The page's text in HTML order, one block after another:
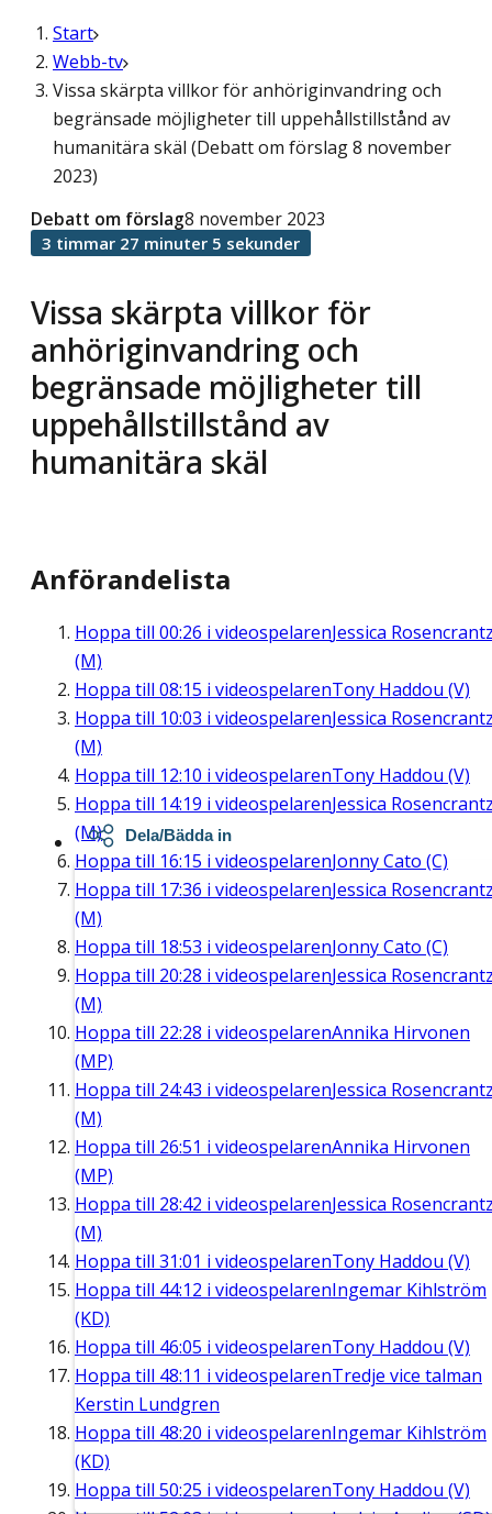
Start
Webb-tv
Vissa skärpta villkor för anhöriginvandring och
begränsade möjligheter till uppehållstillstånd av
humanitära skäl (Debatt om förslag 8 november
2023)
Vissa skärpta villkor för
anhöriginvandring och
begränsade möjligheter till
uppehållstillstånd av
humanitära skäl
Debatt om förslag8 november 2023
3 timmar 27 minuter 5 sekunder
Anförandelista
Hoppa till 00:26 i videospelarenJessica
(M)
Hoppa till 08:15 i videospelarenTony Haddou (V)
Hoppa till 10:03 i videospelarenJessica
(M)
Hoppa till 12:10 i videospelarenTony Haddou (V)
Hoppa till 14:19 i videospelarenJessica
(M)
Hoppa till 16:15 i videospelarenJonny Cato (C)
Hoppa till 17:36 i videospelarenJessica
(M)
Hoppa till 18:53 i videospelarenJonny Cato (C)
Hoppa till 20:28 i videospelarenJessica
(M)
Hoppa till 22:28 i videospelarenAnnika Hirvonen
(MP)
Hoppa till 24:43 i videospelarenJessica
(M)
Hoppa till 26:51 i videospelarenAnnika Hirvonen
(MP)
Hoppa till 28:42 i videospelarenJessica
(M)
Hoppa till 31:01 i videospelarenTony Haddou (V)
Hoppa till 44:12 i videospelarenIngemar Kihlström
(KD)
Hoppa till 46:05 i videospelarenTony Haddou (V)
Hoppa till 48:11 i videospelarenTredje vice talman
Kerstin Lundgren
Hoppa till 48:20 i videospelarenIngemar Kihlström
(KD)
Hoppa till 50:25 i videospelarenTony Haddou (V)
Dela/Bädda in